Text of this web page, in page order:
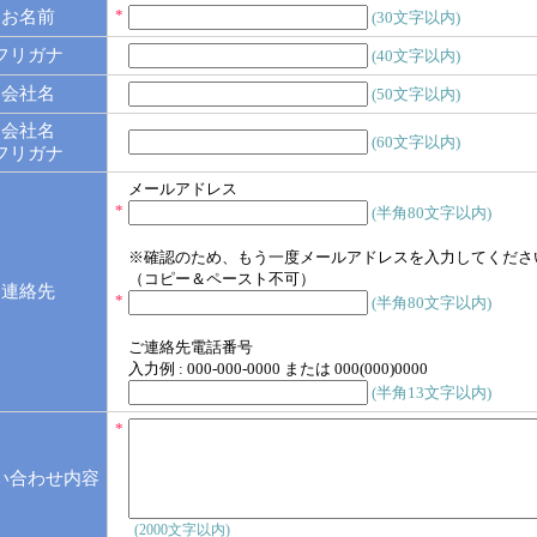
お名前 * (30文字以内)
リガナ (40文字以内)
会社名 (50文字以内)
会社名
リガナ
(60文字以内)
連絡先
メールアドレス
*
(半角80文字以内)
※確認のため、もう一度メールアドレスを入力してくださ
（コピー＆ペースト不可）
*
(半角80文字以内)
ご連絡先電話番号
入力例 : 000-000-0000 または 000(000)0000
(半角13文字以内)
合わせ内容
*
(2000文字以内)